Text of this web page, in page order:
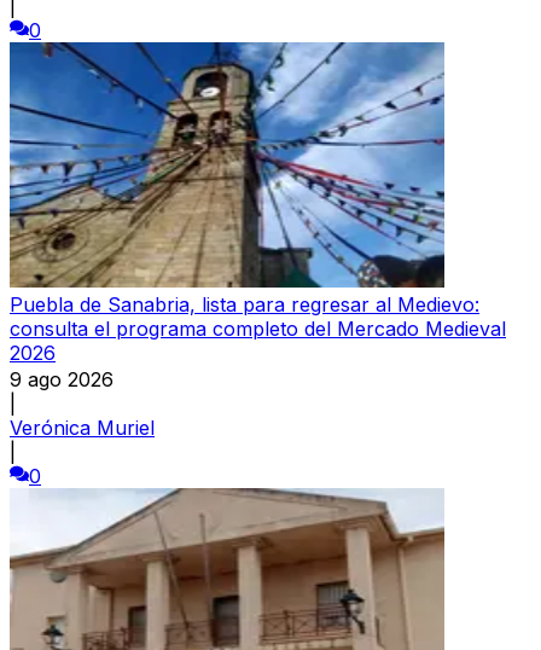
0
Puebla de Sanabria, lista para regresar al Medievo:
consulta el programa completo del Mercado Medieval
2026
9 ago 2026
Verónica Muriel
0